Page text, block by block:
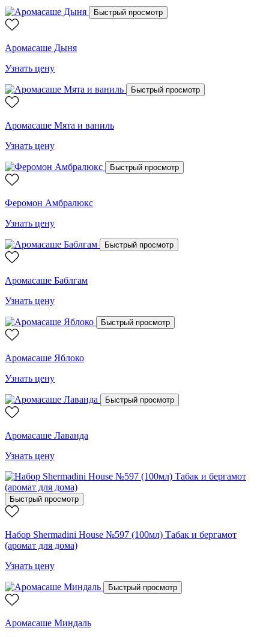
Быстрый просмотр
Аромасаше Дыня
Узнать цену
Быстрый просмотр
Аромасаше Мята и ваниль
Узнать цену
Быстрый просмотр
Феромон Амбралюкс
Узнать цену
Быстрый просмотр
Аромасаше Баблгам
Узнать цену
Быстрый просмотр
Аромасаше Яблоко
Узнать цену
Быстрый просмотр
Аромасаше Лаванда
Узнать цену
Быстрый просмотр
Набор Shermadini House №597 (100мл) Табак и бергамот
(аромат для дома)
Узнать цену
Быстрый просмотр
Аромасаше Миндаль